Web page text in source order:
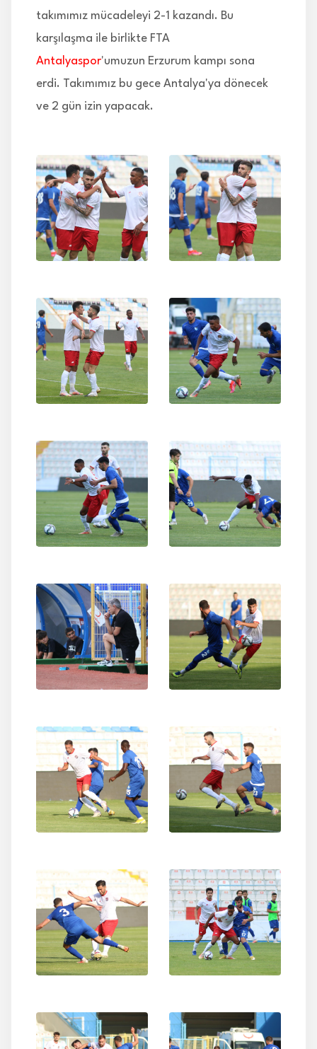
takımımız mücadeleyi 2-1 kazandı. Bu
karşılaşma ile birlikte FTA
Antalyaspor'umuzun Erzurum kampı sona
erdi. Takımımız bu gece Antalya'ya dönecek
ve 2 gün izin yapacak.